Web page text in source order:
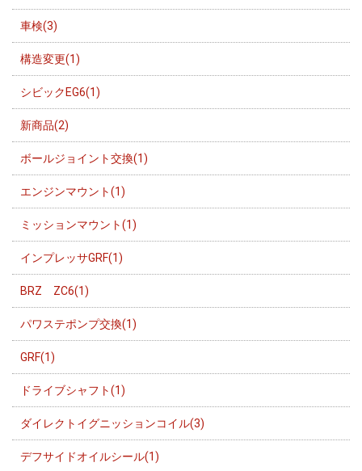
車検(3)
構造変更(1)
シビックEG6(1)
新商品(2)
ボールジョイント交換(1)
エンジンマウント(1)
ミッションマウント(1)
インプレッサGRF(1)
BRZ ZC6(1)
パワステポンプ交換(1)
GRF(1)
ドライブシャフト(1)
ダイレクトイグニッションコイル(3)
デフサイドオイルシール(1)